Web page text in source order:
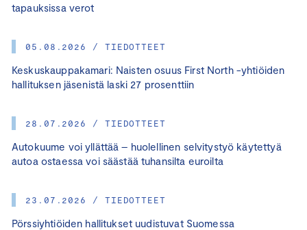
tapauksissa verot
05.08.2026 / TIEDOTTEET
Keskuskauppakamari: Naisten osuus First North -yhtiöiden
hallituksen jäsenistä laski 27 prosenttiin
28.07.2026 / TIEDOTTEET
Autokuume voi yllättää – huolellinen selvitystyö käytettyä
autoa ostaessa voi säästää tuhansilta euroilta
23.07.2026 / TIEDOTTEET
Pörssiyhtiöiden hallitukset uudistuvat Suomessa